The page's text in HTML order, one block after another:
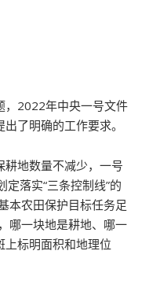
，2022年中央一号文件
了明确的工作要求。
耕地数量不减少，一号
落实“三条控制线”的
本农田保护目标任务足
哪一块地是耕地、哪一
标明面积和地理位